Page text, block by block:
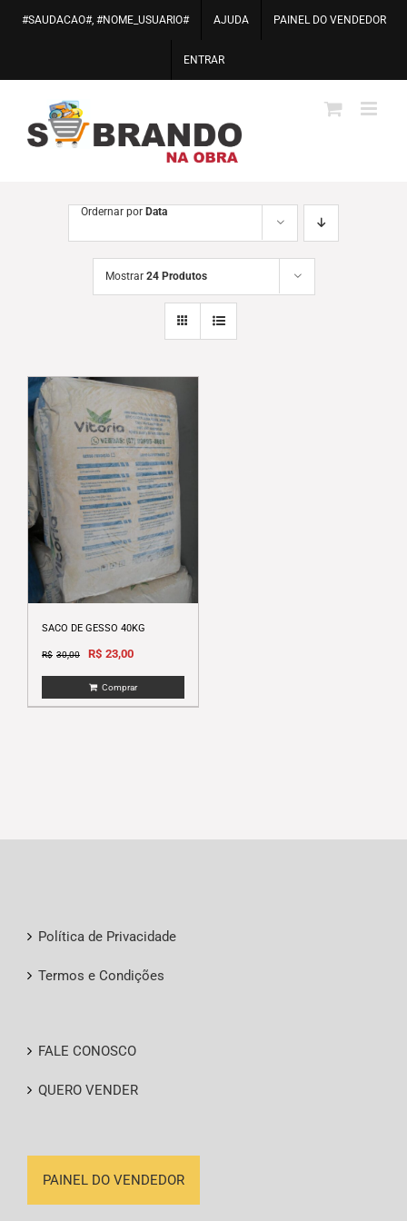
para
#SAUDACAO#, #NOME_USUARIO# AJUDA PAINEL DO VENDEDOR
ENTRAR
Ordernar por Data
Mostrar 24 Produtos
SACO DE GESSO 40KG
R$ 30,00
Original
price
was:
R$30,00.
R$ 23,00Current
price
is:
R$23,00.
Comprar
Política de Privacidade
Termos e Condições
FALE CONOSCO
QUERO VENDER
PAINEL DO VENDEDOR